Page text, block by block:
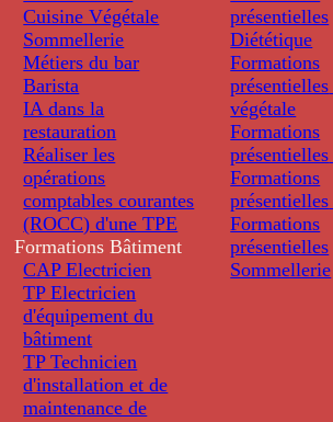
Cuisine Végétale
Sommellerie
Métiers du bar
Barista
IA dans la
restauration
Réaliser les
opérations
comptables courantes
(ROCC) d'une TPE
Formations Bâtiment
CAP Electricien
TP Electricien
d'équipement du
bâtiment
TP Technicien
d'installation et de
maintenance de
présentielles
Diététique
Formations
présentielles
végétale
Formations
présentielles
Formations
présentielles
Formations
présentielles
Sommellerie